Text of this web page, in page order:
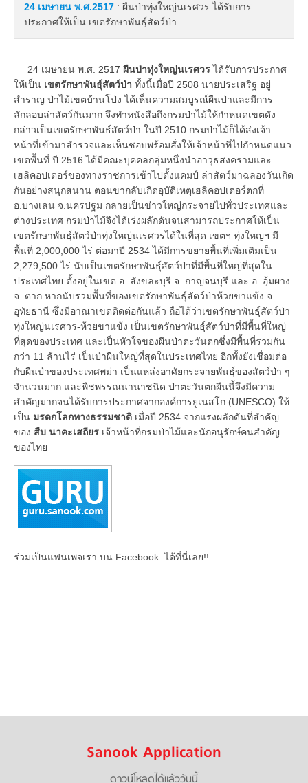
24 เมษายน พ.ศ.2517 : ผืนป่าทุ่งใหญ่นเรศวร ได้รับการ
ประกาศให้เป็น เขตรักษาพันธุ์สัตว์ป่า
24 เมษายน พ.ศ. 2517 ผืนป่าทุ่งใหญ่นเรศวรได้รับการประกาศ
ให้เป็น เขตรักษาพันธุ์สัตว์ป่า ทั้งนี้เมื่อปี 2508 นายประเสริฐ อยู่
สำราญ ป่าไม้เขตบ้านโป่ง ได้เห็นความสมบูรณ์ผืนป่าและมีการ
ลักลอบล่าสัตว์กันมาก จึงทำหนังสือถึงกรมป่าไม้ให้กำหนดเขตดัง
กล่าวเป็นเขตรักษาพันธ์สัตว์ป่า ในปี 2510 กรมป่าไม้ก็ได้ส่งเจ้า
หน้าที่เข้ามาสำรวจและเห็นชอบพร้อมสั่งให้เจ้าหน้าที่ไปกำหนดแนว
เขตพื้นที่ ปี 2516 ได้มีคณะบุคคลกลุ่มหนึ่งนำอาวุธสงครามและ
เฮลิคอปเตอร์ของทางราชการเข้าไปตั้งแคมป์ ล่าสัตว์มาฉลองวันเกิด
กันอย่างสนุกสนาน ตอนขากลับเกิดอุบัติเหตุเฮลิคอปเตอร์ตกที่
อ.บางเลน จ.นครปฐม กลายเป็นข่าวใหญ่กระจายไปทั่วประเทศและ
ต่างประเทศ กรมป่าไม้จึงได้เร่งผลักดันจนสามารถประกาศให้เป็น
เขตรักษาพันธุ์สัตว์ป่าทุ่งใหญ่นเรศวรได้ในที่สุด เขตฯ ทุ่งใหญฯ มี
พื้นที่ 2,000,000 ไร่ ต่อมาปี 2534 ได้มีการขยายพื้นที่เพิ่มเติมเป็น
2,279,500 ไร่ นับเป็นเขตรักษาพันธุ์สัตว์ป่าที่มีพื้นที่ใหญ่ที่สุดใน
ประเทศไทย ตั้งอยู่ในเขต อ. สังขละบุรี จ. กาญจนบุรี และ อ. อุ้มผาง
จ. ตาก หากนับรวมพื้นที่ของเขตรักษาพันธุ์สัตว์ป่าห้วยขาแข้ง จ.
อุทัยธานี ซึ่งมีอาณาเขตติดต่อกันแล้ว ถือได้ว่าเขตรักษาพันธุ์สัตว์ป่า
ทุ่งใหญ่นเรศวร-ห้วยขาแข้ง เป็นเขตรักษาพันธุ์สัตว์ป่าที่มีพื้นที่ใหญ่
ที่สุดของประเทศ และเป็นหัวใจของผืนป่าตะวันตกซึ่งมีพื้นที่รวมกัน
กว่า 11 ล้านไร่ เป็นป่าผืนใหญ่ที่สุดในประเทศไทย อีกทั้งยังเชื่อมต่อ
กับผืนป่าของประเทศพม่า เป็นแหล่งอาศัยกระจายพันธุ์ของสัตว์ป่า ๆ
จำนวนมาก และพืชพรรณนานาชนิด ป่าตะวันตกผืนนี้จึงมีความ
สำคัญมากจนได้รับการประกาศจากองค์การยูเนสโก (UNESCO) ให้
เป็น มรดกโลกทางธรรมชาติ เมื่อปี 2534 จากแรงผลักดันที่สำคัญ
ของ สืบ นาคะเสถียร เจ้าหน้าที่กรมป่าไม้และนักอนุรักษ์คนสำคัญ
ของไทย
ร่วมเป็นแฟนเพจเรา บน Facebook..ได้ที่นี่เลย!!
Sanook Application